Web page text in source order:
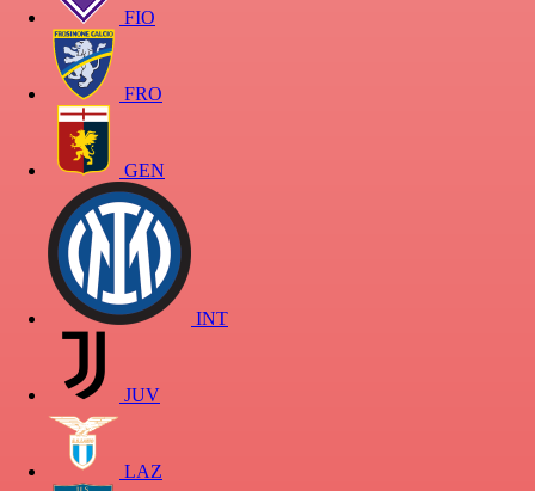
FIO
FRO
GEN
INT
JUV
LAZ